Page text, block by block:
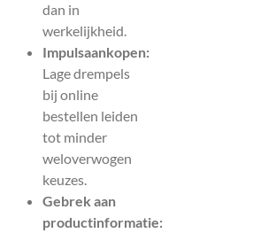
dan in
werkelijkheid.
Impulsaankopen:
Lage drempels
bij online
bestellen leiden
tot minder
weloverwogen
keuzes.
Gebrek aan
productinformatie: